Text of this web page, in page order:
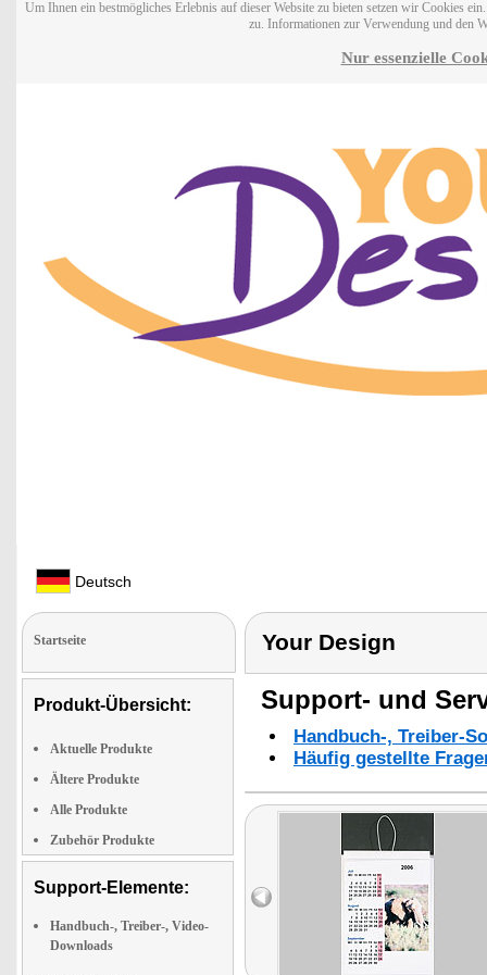
Um Ihnen ein bestmögliches Erlebnis auf dieser Website zu bieten setzen wir Cookies
zu. Informationen zur Verwendung und den
Nur essenzielle
Deutsch
Startseite
Produkt-Übersicht:
Aktuelle Produkte
Ältere Produkte
Alle Produkte
Zubehör Produkte
Support-Elemente:
Handbuch-, Treiber-, Video-
Downloads
Your Design
Support- und
Handbuch-, Treiber-
Häufig gestellte